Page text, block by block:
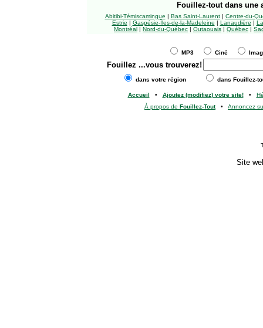
Fouillez-tout dans une
Abitibi-Témiscamingue | Bas Saint-Laurent| Centre-du-
Estrie | Gaspésie-Îles-de-la-Madeleine | Lanaudière |
Montréal | Nord-du-Québec | Outaouais | Québec |
MP3 Ciné
Fouillez ...vous trouverez!
dans votre région dans Fouillez-
Accueil • Ajoutez (modifiez) votre site!•
À propos de Fouillez-Tout• Annoncez
Site